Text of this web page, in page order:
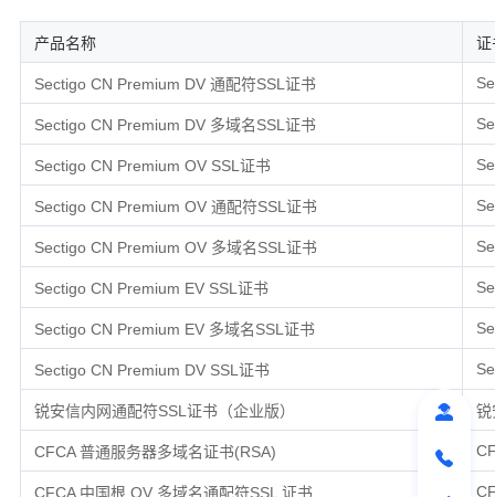
产品名称 证
Sectigo CN Premium DV 通配符SSL证书
Sectigo CN Premium DV 多域名SSL证书
Sectigo CN Premium OV SSL证书
Sectigo CN Premium OV 通配符SSL证书
Sectigo CN Premium OV 多域名SSL证书
Sectigo CN Premium EV SSL证书
Sectigo CN Premium EV 多域名SSL证书
Sectigo CN Premium DV SSL证书
锐安信内网通配符SSL证书（企业版） 锐
CFCA 普通服务器多域名证书(RSA)
CFCA 中国根 OV 多域名通配符SSL 证书